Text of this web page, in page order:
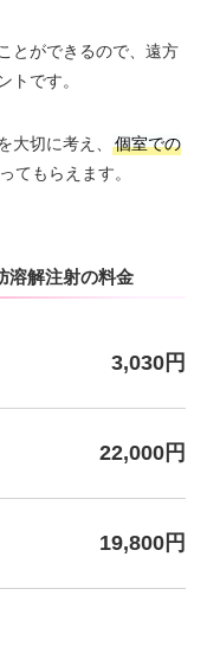
とができるので、遠方
トです。
大切に考え、
個室での
てもらえます。
溶解注射の料金
3,030円
22,000円
19,800円